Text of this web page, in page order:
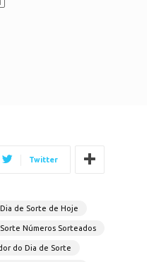
Twitter
Dia de Sorte de Hoje
Números Sorteados
do Dia de Sorte